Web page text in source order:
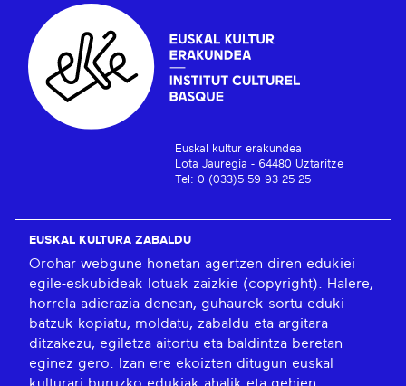
Euskal kultur erakundea
Lota Jauregia - 64480 Uztaritze
Tel: 0 (033)5 59 93 25 25
EUSKAL KULTURA ZABALDU
Orohar webgune honetan agertzen diren edukiei
egile-eskubideak lotuak zaizkie (copyright). Halere,
horrela adierazia denean, guhaurek sortu eduki
batzuk kopiatu, moldatu, zabaldu eta argitara
ditzakezu, egiletza aitortu eta baldintza beretan
eginez gero. Izan ere ekoizten ditugun euskal